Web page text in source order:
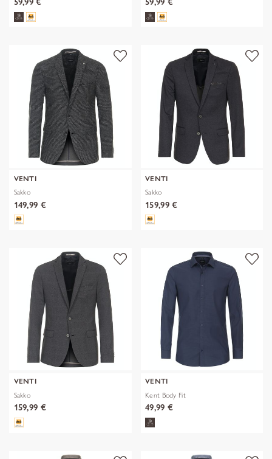
VENTI
Sakko
149,99 €
VENTI
Sakko
159,99 €
VENTI
Sakko
159,99 €
VENTI
Kent Body Fit
49,99 €